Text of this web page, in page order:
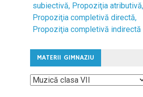
subiectivă, Propoziţia atributivă,
Propoziţia completivă directă,
Propoziţia completivă indirectă
MATERII GIMNAZIU
Materii